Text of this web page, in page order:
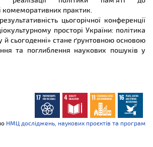
комеморативних практик.
цьогорічної конференції
просторі України: політика
й сьогоденні» стане ґрунтовною основою
та поглиблення наукових пошуків у
НМЦ досліджень, наукових проєктів та програм